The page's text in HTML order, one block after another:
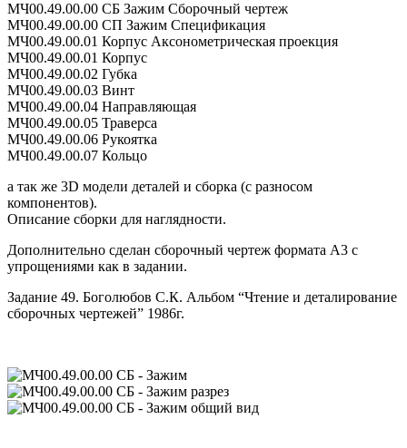
МЧ00.49.00.00 СБ Зажим Сборочный чертеж
МЧ00.49.00.00 СП Зажим Спецификация
МЧ00.49.00.01 Корпус Аксонометрическая проекция
МЧ00.49.00.01 Корпус
МЧ00.49.00.02 Губка
МЧ00.49.00.03 Винт
МЧ00.49.00.04 Направляющая
МЧ00.49.00.05 Траверса
МЧ00.49.00.06 Рукоятка
МЧ00.49.00.07 Кольцо
а так же 3D модели деталей и сборка (с разносом
компонентов).
Описание сборки для наглядности.
Дополнительно сделан сборочный чертеж формата А3 с
упрощениями как в задании.
Задание 49. Боголюбов С.К. Альбом “Чтение и деталирование
сборочных чертежей” 1986г.